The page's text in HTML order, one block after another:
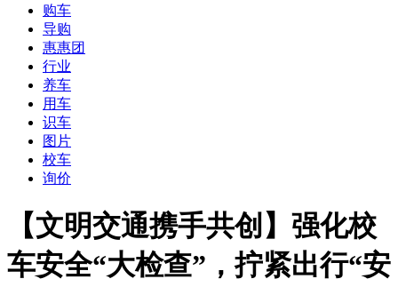
购车
导购
惠惠团
行业
养车
用车
识车
图片
校车
询价
【文明交通携手共创】强化校
车安全“大检查”，拧紧出行“安